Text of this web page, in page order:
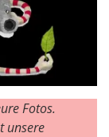
Fotos.
unsere